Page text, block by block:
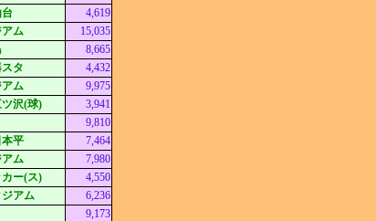
4,619
ム
15,035
8,665
タ
4,432
ム
9,975
沢(球)
3,941
9,810
平 7,464
アム
7,980
ー(ス)
4,550
アム
6,236
9,173